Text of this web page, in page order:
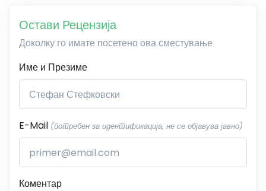
Остави Рецензија
Доколку го имате посетено ова сместување
Име и Презиме
E-Mail (потребен за идентификација, не се објавува јавно)
Коментар